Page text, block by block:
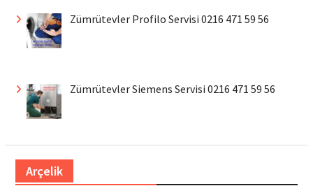
Zümrütevler Profilo Servisi 0216 471 59 56
Zümrütevler Siemens Servisi 0216 471 59 56
Arçelik